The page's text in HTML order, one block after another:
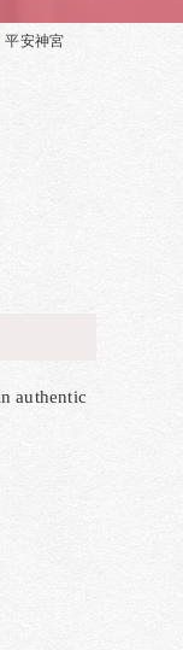
平安神宮
authentic